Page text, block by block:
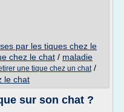
par les tiques chez le
chez le chat / maladie
une tique chez un chat/
le chat
sur son chat ?